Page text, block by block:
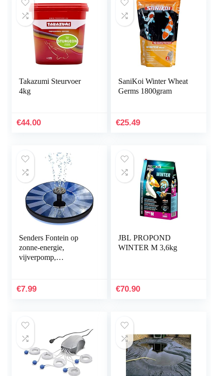
Takazumi Steurvoer
4kg
€44.00
SaniKoi Winter Wheat
Germs 1800gram
€25.49
Senders Fontein op
zonne-energie,
vijverpomp,
zonnepaneel, fontein
€7.99
JBL PROPOND
WINTER M 3,6kg
€70.90